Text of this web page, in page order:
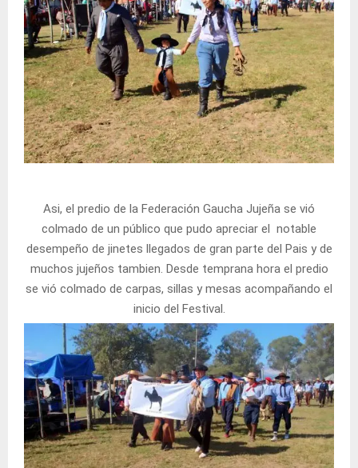
Asi, el predio de la Federación Gaucha Jujeña se vió
colmado de un público que pudo apreciar el notable
desempeño de jinetes llegados de gran parte del Pais y de
muchos jujeños tambien. Desde temprana hora el predio
se vió colmado de carpas, sillas y mesas acompañando el
inicio del Festival.